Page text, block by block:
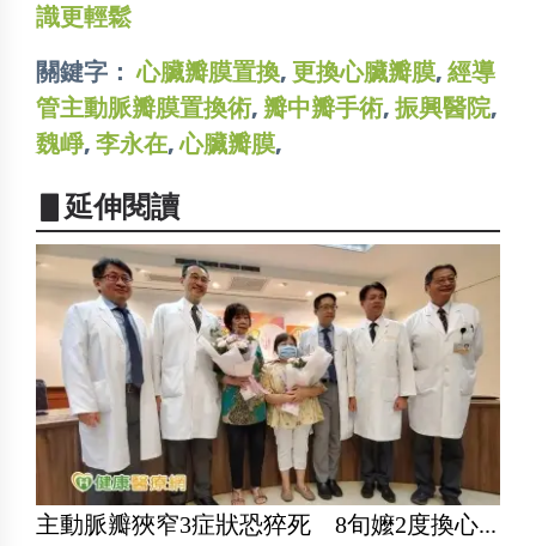
識更輕鬆
關鍵字：心臟瓣膜置換, 更換心臟瓣膜, 經導
管主動脈瓣膜置換術, 瓣中瓣手術, 振興醫院,
魏崢, 李永在,心臟瓣膜,
▋延伸閱讀
主動脈瓣狹窄3症狀恐猝死 8旬嬤2度換心...